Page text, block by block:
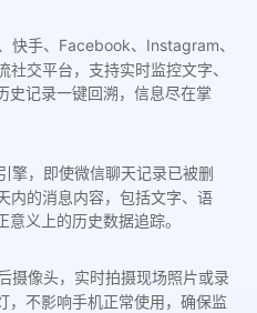
快手、Facebook、Instagram、
交平台，支持实时监控文字、
史记录一键回溯，信息尽在掌
擎，即使微信聊天记录已被删
内的消息内容，包括文字、语
义上的历史数据追踪。
摄像头，实时拍摄现场照片或录
，不影响手机正常使用，确保监